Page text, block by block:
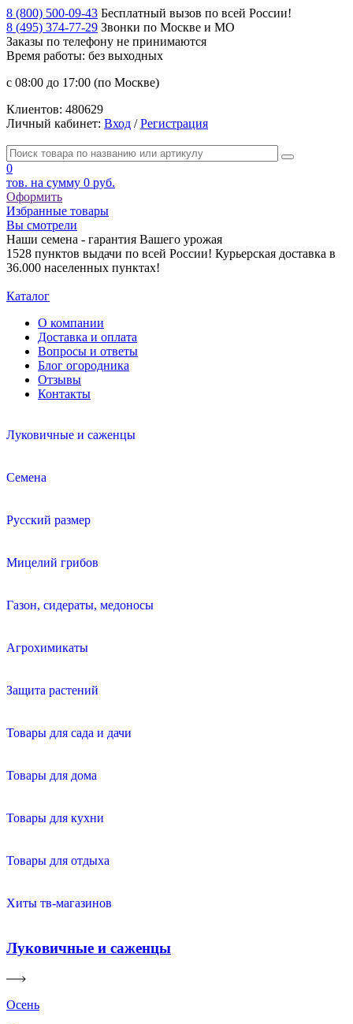
8 (800) 500-09-43 Бесплатный вызов по всей России!
8 (495) 374-77-29 Звонки по Москве и МО
Заказы по телефону не принимаются
Время работы: без выходных
с 08:00 до 17:00 (по Москве)
Клиентов: 480629
Личный кабинет: Вход /Регистрация
0
тов. на сумму 0 руб.
Оформить
Избранные товары
Вы смотрели
Наши семена - гарантия Вашего урожая
1528 пунктов выдачи по всей России! Курьерская доставка в
36.000 населенных пунктах!
Каталог
О компании
Доставка и оплата
Вопросы и ответы
Блог огородника
Отзывы
Контакты
Луковичные и саженцы
Семена
Русский размер
Мицелий грибов
Газон, сидераты, медоносы
Агрохимикаты
Защита растений
Товары для сада и дачи
Товары для дома
Товары для кухни
Товары для отдыха
Хиты тв-магазинов
Луковичные и саженцы
Осень